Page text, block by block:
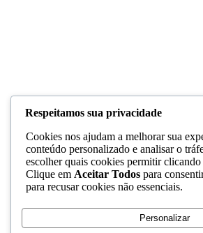
Respeitamos sua privacidade
Cookies nos ajudam a melhorar sua
conteúdo personalizado e analisar o
escolher quais cookies permitir clicando
Clique em Aceitar Todos para
para recusar cookies não essenciais.
Personalizar